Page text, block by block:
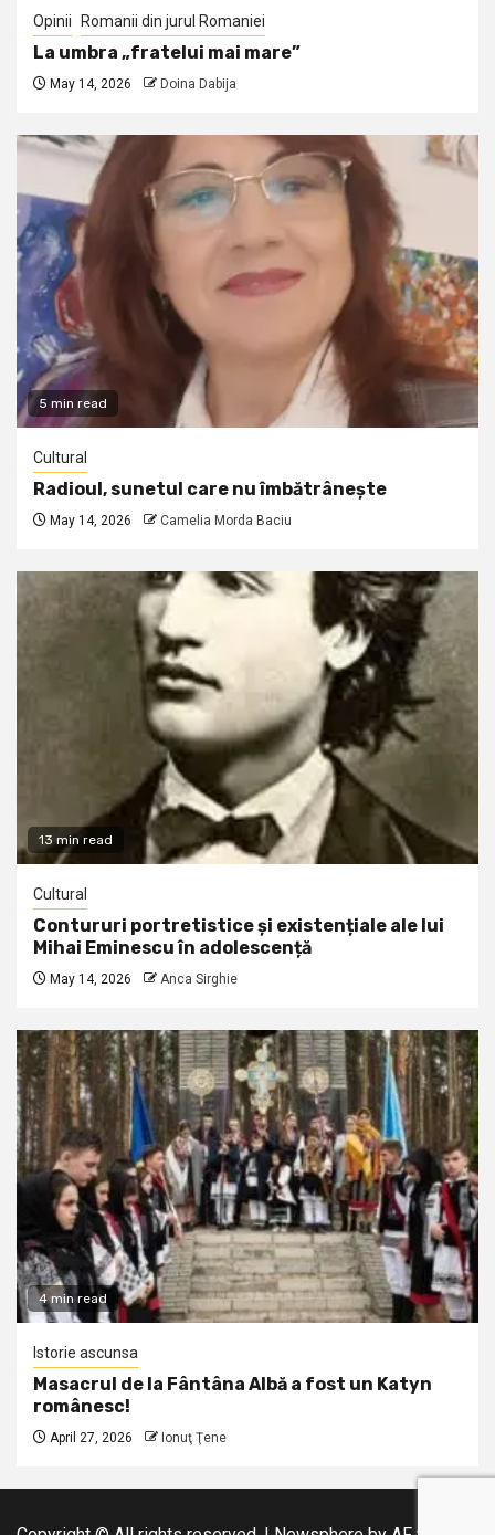
Opinii Romanii din jurul Romaniei
La umbra „fratelui mai mare”
May 14, 2026 Doina Dabija
5 min read
Cultural
Radioul, sunetul care nu îmbătrânește
May 14, 2026 Camelia Morda Baciu
13 min read
Cultural
Contururi portretistice și existențiale ale lui
Mihai Eminescu în adolescență
May 14, 2026 Anca Sirghie
4 min read
Istorie ascunsa
Masacrul de la Fântâna Albă a fost un Katyn
românesc!
April 27, 2026 Ionuţ Ţene